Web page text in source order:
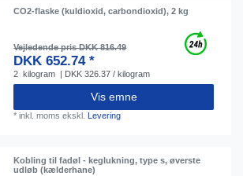
CO2-flaske (kuldioxid, carbondioxid), 2 kg
Vejledende pris DKK 816.49
DKK 652.74 *
2 kilogram | DKK 326.37 / kilogram
Vis emne
*inkl. moms ekskl. Levering
Kobling til fadøl - keglukning, type s, øverste
udløb (kælderhane)